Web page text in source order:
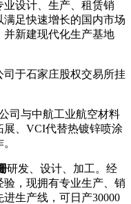
设计、生产、租赁销
足快速增长的国内市场
新建现代化生产基地
司于石家庄股权交易所挂
司与中航工业航空材料
展、VCI代替热镀锌喷涂
研发、设计、加工。经
，现拥有专业生产、销
生产线，可日产30000